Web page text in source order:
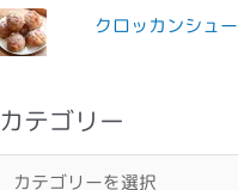
クロッカンシュー
カテゴリー